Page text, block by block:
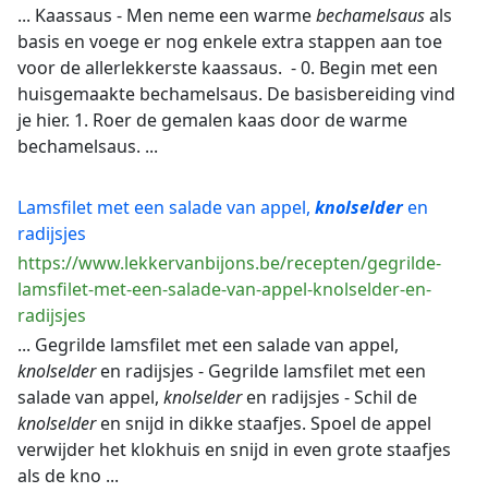
... Kaassaus - Men neme een warmebechamelsausals
basis en voege er nog enkele extra stappen aan toe
voor de allerlekkerste kaassaus. - 0. Begin met een
huisgemaakte bechamelsaus. De basisbereiding vind
je hier. 1. Roer de gemalen kaas door de warme
bechamelsaus. ...
Lamsfilet met een salade van appel, knolselderen
radijsjes
https://www.lekkervanbijons.be/recepten/gegrilde-
lamsfilet-met-een-salade-van-appel-knolselder-en-
radijsjes
... Gegrilde lamsfilet met een salade van appel,
knolselderen radijsjes - Gegrilde lamsfilet met een
salade van appel, knolselderen radijsjes - Schil de
knolselderen snijd in dikke staafjes. Spoel de appel
verwijder het klokhuis en snijd in even grote staafjes
als de kno ...